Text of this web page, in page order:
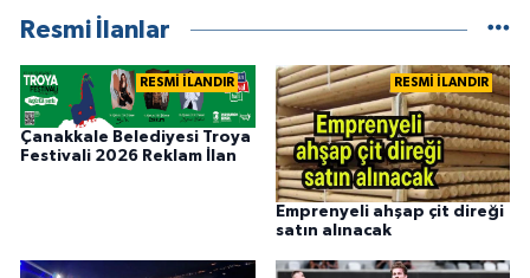
Resmi İlanlar
RESMİ İLANDIR
Çanakkale Belediyesi Troya
Festivali 2026 Reklam İlan
RESMİ İLANDIR
Emprenyeli ahşap çit direği
satın alınacak